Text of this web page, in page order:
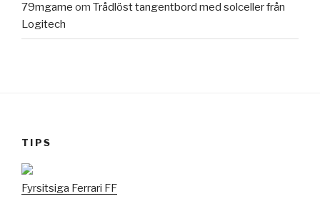
79mgame om Trådlöst tangentbord med solceller från
Logitech
TIPS
Fyrsitsiga Ferrari FF